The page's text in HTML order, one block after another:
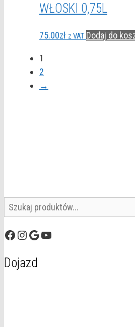
WŁOSKI 0,75L
75.00zł z VAT Dodaj do
1
2
→
Szukaj
Facebook
Instagram
GoogleYouTube
Dojazd